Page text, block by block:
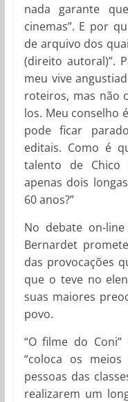
nada garante
cinemas”. E por
de arquivo dos
(direito autoral)”.
meu vive
roteiros, mas não
los. Meu conselho
pode ficar
editais. Como é
talento de Chico
apenas dois
60 anos?”
No debate on-line
Bernardet
das provocações
que o teve no
suas maiores
povo.
“O filme do
“coloca os
pessoas das
realizarem um